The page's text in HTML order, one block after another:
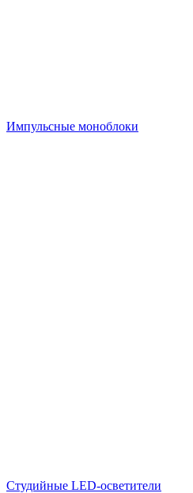
Импульсные моноблоки
Студийные LED-осветители